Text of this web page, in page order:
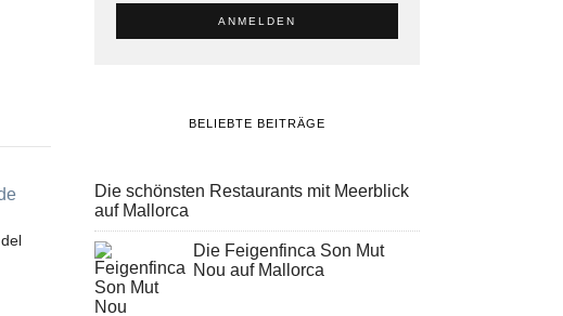
BELIEBTE BEITRÄGE
Die schönsten Restaurants mit Meerblick
auf Mallorca
Die Feigenfinca Son Mut
Nou auf Mallorca